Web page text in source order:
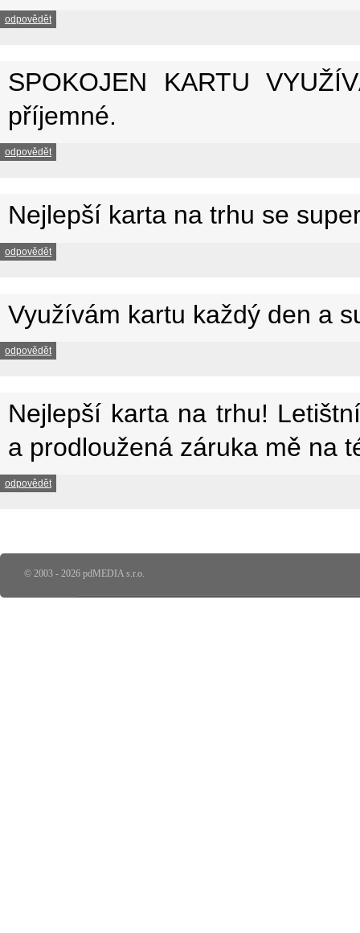
odpovědět
SPOKOJEN KARTU
příjemné.
odpovědět
Nejlepší karta na trhu se
odpovědět
Využívám kartu každý den a
odpovědět
Nejlepší karta na trhu!
a prodloužená záruka mě na
odpovědět
© 2003 - 2026 pdMEDIA s.r.o.